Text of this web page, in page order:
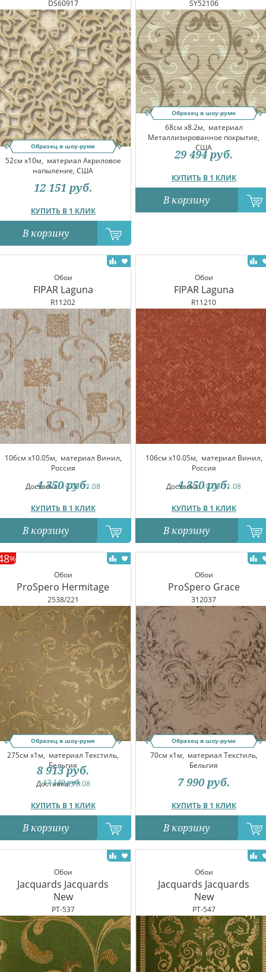
DS60917
Образец в шоу-руме
52см x10м, материал Акриловое
напыление, США
КУПИТЬ В 1 КЛИК
12 151 руб.
В корзину
SY52106
Образец в шоу-руме
68см x8.2м, материал
Металлизированное покрытие,
США
КУПИТЬ В 1 КЛИК
29 494 руб.
В корзину
Обои
FIPAR Laguna
R11202
106см x10.05м, материал Винил,
Россия
Доставка:10.08-11.08
КУПИТЬ В 1 КЛИК
4 350 руб.
В корзину
Обои
FIPAR Laguna
R11210
106см x10.05м, материал Винил,
Россия
Доставка:10.08-11.08
КУПИТЬ В 1 КЛИК
4 350 руб.
В корзину
Обои
ProSpero Hermitage
2538/221
%
Образец в шоу-руме
275см x1м, материал Текстиль,
Бельгия
Доставка:13.08
КУПИТЬ В 1 КЛИК
17 140руб.
8 913 руб.
В корзину
Обои
ProSpero Grace
312037
Образец в шоу-руме
70см x1м, материал Текстиль,
Бельгия
КУПИТЬ В 1 КЛИК
7 990 руб.
В корзину
Обои
Jacquards Jacquards
New
PT-537
Обои
Jacquards Jacquards
New
PT-547